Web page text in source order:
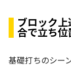
ブロック
合で立ち位
基礎打ちのシー